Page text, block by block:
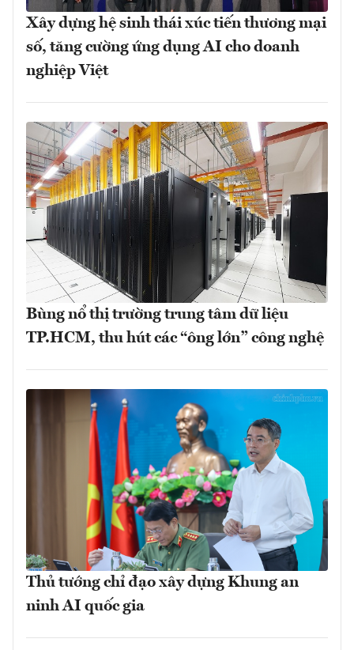
Xây dựng hệ sinh thái xúc tiến thương mại
số, tăng cường ứng dụng AI cho doanh
nghiệp Việt
Bùng nổ thị trường trung tâm dữ liệu
TP.HCM, thu hút các “ông lớn” công nghệ
Thủ tướng chỉ đạo xây dựng Khung an
ninh AI quốc gia